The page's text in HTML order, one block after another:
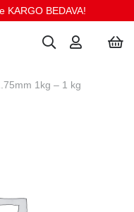
KARGO BEDAVA!
1kg – 1 kg